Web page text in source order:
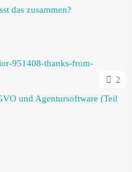
das zusammen?
2
und Agentursoftware (Teil